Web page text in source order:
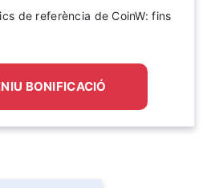
de referència de CoinW: fins
BONIFICACIÓ